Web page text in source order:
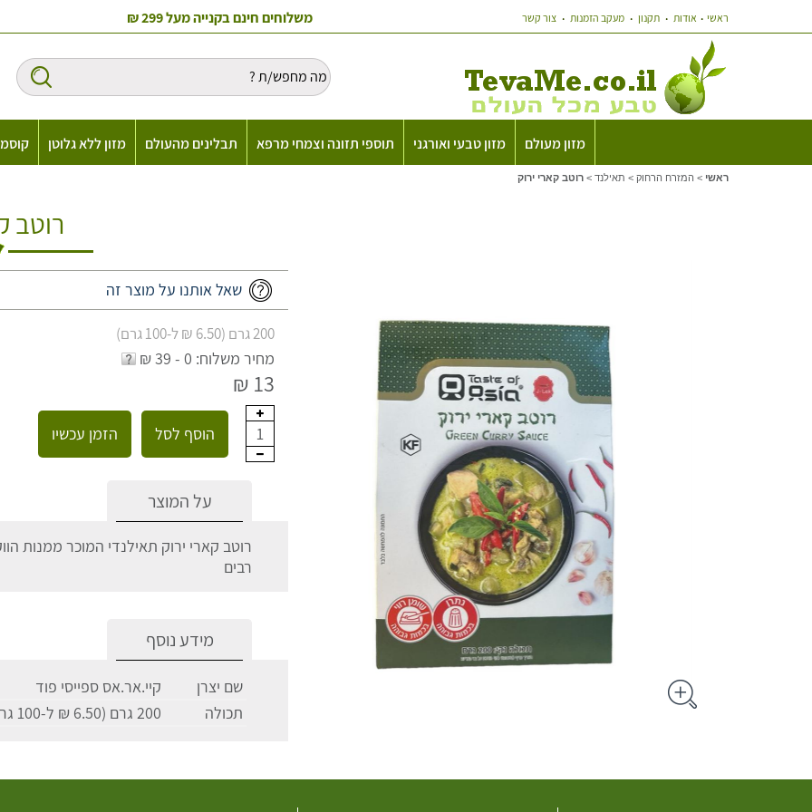
ראשי אודות תקנון מעקב הזמנות צור קשר משלוחים חינם בקנייה מעל 299 ₪
מזון מעולם מזון טבעי ואורגני תוספי תזונה וצמחי מרפא תבלינים מהעולם מזון ללא גלוטן
ראשי > המזרח הרחוק > תאילנד > רוטב קארי ירוק
רוטב
שאל אותנו על מוצר זה
200 גרם (6.50 ₪ ל-100 גרם)
מחיר משלוח: 0 - 39 ₪
13 ₪
1 הוסף לסל הזמן עכשיו
על המוצר
רוטב קארי ירוק תאילנדי המוכר ממנות
רבים
מידע נוסף
שם יצרן
קיי.אר.אס ספייסי פוד
תכולה
200 גרם (6.50 ₪ ל-100 גרם)